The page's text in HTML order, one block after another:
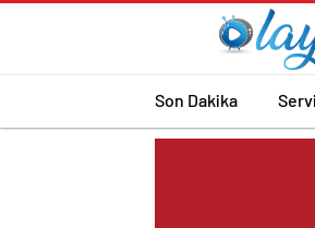
Son Dakika